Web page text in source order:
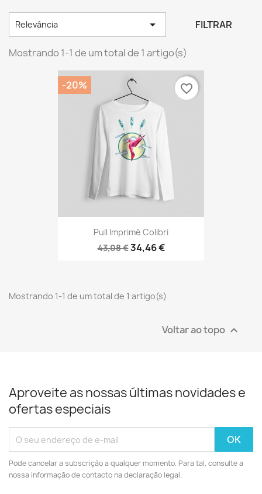
Relevância  FILTRAR
Mostrando 1-1 de um total de 1 artigo(s)
Pull Imprimé Colibri
43,08 €34,46 €
-20% favorite_border
Mostrando 1-1 de um total de 1 artigo(s)
Voltar ao topo 
Aproveite as nossas últimas novidades e
ofertas especiais
Pode cancelar a subscrição a qualquer momento. Para tal, consulte a
nossa informação de contacto na declaração legal.